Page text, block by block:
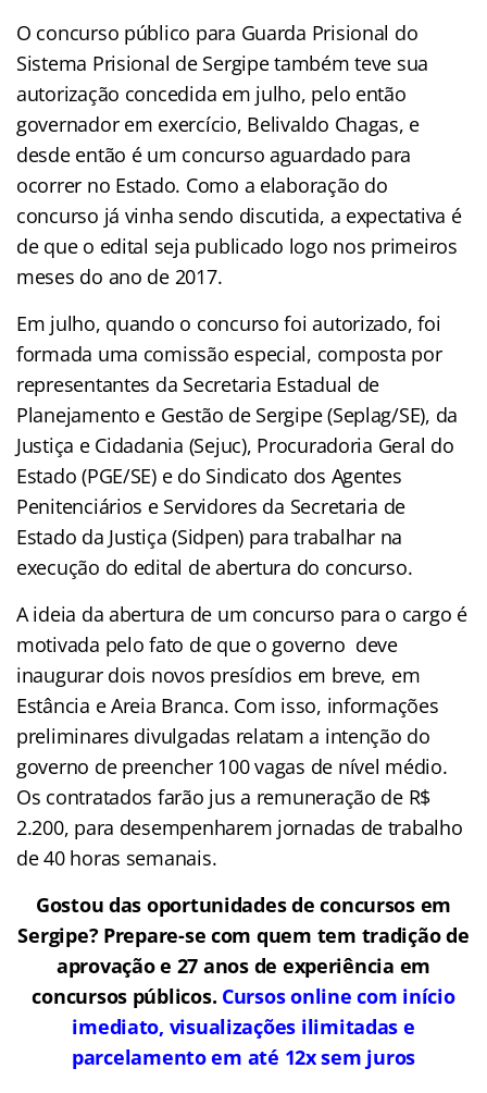
O concurso público para Guarda Prisional do
Sistema Prisional de Sergipe também teve sua
autorização concedida em julho, pelo então
governador em exercício, Belivaldo Chagas, e
desde então é um concurso aguardado para
ocorrer no Estado. Como a elaboração do
concurso já vinha sendo discutida, a expectativa é
de que o edital seja publicado logo nos primeiros
meses do ano de 2017.
Em julho, quando o concurso foi autorizado, foi
formada uma comissão especial, composta por
representantes da Secretaria Estadual de
Planejamento e Gestão de Sergipe (Seplag/SE), da
Justiça e Cidadania (Sejuc), Procuradoria Geral do
Estado (PGE/SE) e do Sindicato dos Agentes
Penitenciários e Servidores da Secretaria de
Estado da Justiça (Sidpen) para trabalhar na
execução do edital de abertura do concurso.
A ideia da abertura de um concurso para o cargo é
motivada pelo fato de que o governo deve
inaugurar dois novos presídios em breve, em
Estância e Areia Branca. Com isso, informações
preliminares divulgadas relatam a intenção do
governo de preencher 100 vagas de nível médio.
Os contratados farão jus a remuneração de R$
2.200, para desempenharem jornadas de trabalho
de 40 horas semanais.
Gostou das oportunidades de concursos em
Sergipe? Prepare-se com quem tem tradição de
aprovação e 27 anos de experiência em
concursos públicos. Cursos online com início
imediato, visualizações ilimitadas e
parcelamento em até 12x sem juros